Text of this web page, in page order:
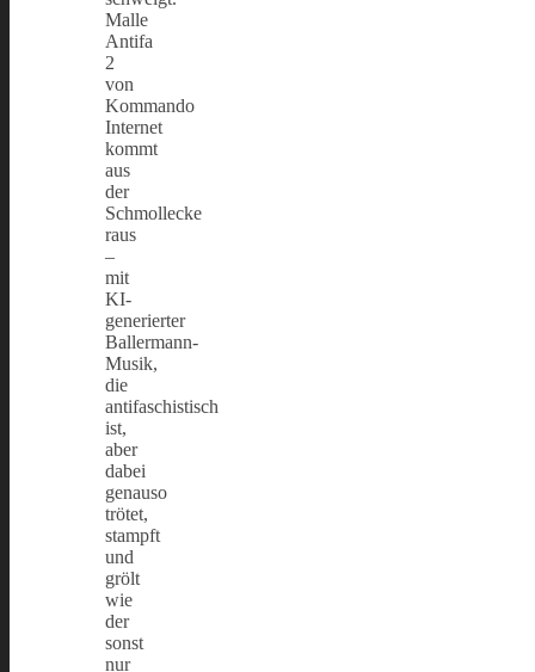
Malle
Antifa
2
von
Kommando
Internet
kommt
aus
der
Schmollecke
raus
–
mit
KI-
generierter
Ballermann-
Musik,
die
antifaschistisch
ist,
aber
dabei
genauso
trötet,
stampft
und
grölt
wie
der
sonst
nur